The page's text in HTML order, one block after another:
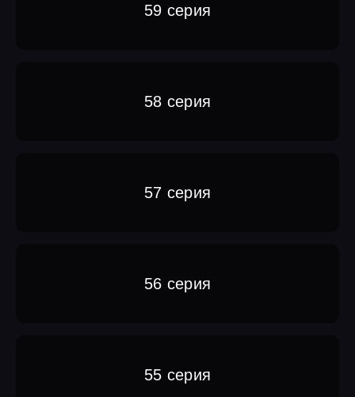
59 серия
58 серия
57 серия
56 серия
55 серия